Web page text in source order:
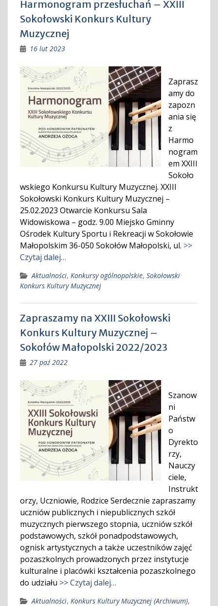
Harmonogram przesłuchań – XXIII
Sokołowski Konkurs Kultury
Muzycznej
16 lut 2023
Zaprasz
amy do
zapozn
ania się
z
Harmo
nogram
em XXIII
Sokoło
wskiego Konkursu Kultury Muzycznej. XXIII
Sokołowski Konkurs Kultury Muzycznej –
25.02.2023 Otwarcie Konkursu Sala
Widowiskowa – godz. 9.00 Miejsko Gminny
Ośrodek Kultury Sportu i Rekreacji w Sokołowie
Małopolskim 36-050 Sokołów Małopolski, ul. >>
Czytaj dalej…
Aktualności, Konkursy ogólnopolskie, Sokołowski
Konkurs Kultury Muzycznej
Zapraszamy na XXIII Sokołowski
Konkurs Kultury Muzycznej –
Sokołów Małopolski 2022/2023
27 paź 2022
Szanow
ni
Państw
o
Dyrekto
rzy,
Nauczy
ciele,
Instrukt
orzy, Uczniowie, Rodzice Serdecznie zapraszamy
uczniów publicznych i niepublicznych szkół
muzycznych pierwszego stopnia, uczniów szkół
podstawowych, szkół ponadpodstawowych,
ognisk artystycznych a także uczestników zajęć
pozaszkolnych prowadzonych przez instytucje
kulturalne i placówki kształcenia pozaszkolnego
do udziału >> Czytaj dalej…
Aktualności, Konkurs Kultury Muzycznej (Archiwum),